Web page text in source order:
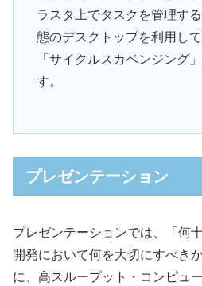
ラスタ上でタスクを管理す
態のデスクトップを利用し
「サイクルスカベンジング
す。
プレゼンテーション
プレゼンテーションでは、「何
開発において何を大切にすべき
に、高スループット・コンピュ